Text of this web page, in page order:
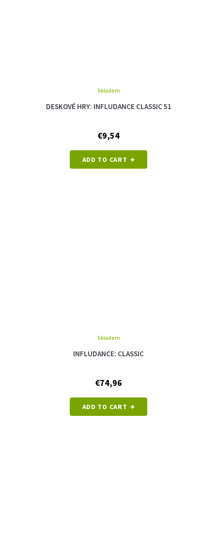
DESKOVÉ HRY: INFLUDANCE CLASSIC 51
Skladem
€9,54
ADD TO CART
INFLUDANCE: CLASSIC
Skladem
€74,96
ADD TO CART